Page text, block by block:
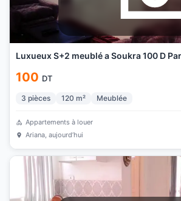
Luxueux S+2 meublé a Soukra 100 D
100 DT
3 pièces 120 m² Meublée
Appartements à louer
Ariana, aujourd’hui